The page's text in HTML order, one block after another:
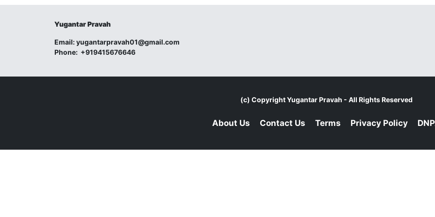
Yugantar Pravah
Email:yugantarpravah01@gmail.com
Phone: +919415676646
(c) CopyrightYugantar Pravah - All Rights Reserved
About Us Contact Us Terms Privacy Policy